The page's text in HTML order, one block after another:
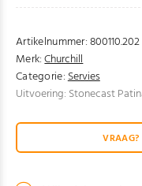
Artikelnummer:800110.202
Merk:Churchill
Categorie:Servies
Uitvoering: Stonecast